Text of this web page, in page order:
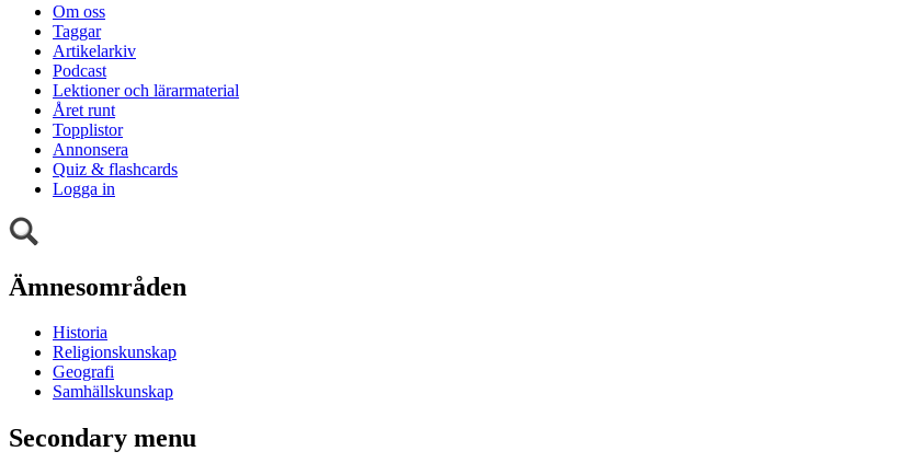
Om oss
Taggar
Artikelarkiv
Podcast
Lektioner och lärarmaterial
Året runt
Topplistor
Annonsera
Quiz & flashcards
Logga in
Ämnesområden
Historia
Religionskunskap
Geografi
Samhällskunskap
Secondary menu